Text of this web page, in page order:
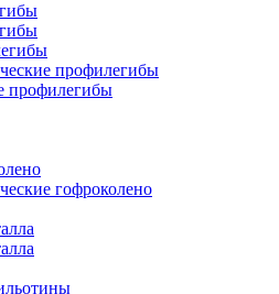
профилегибы
профилегибы
гофроколено